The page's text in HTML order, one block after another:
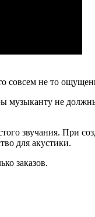
совсем не то
не
звучания. При
для акустики.
заказов.